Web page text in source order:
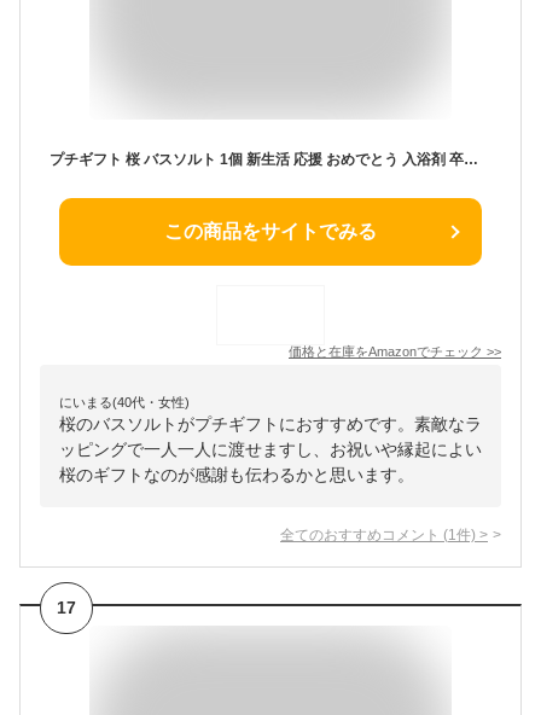
プチギフト 桜 バスソルト 1個 新生活 応援 おめでとう 入浴剤 卒業 卒園 退職 個包装 結婚式 可愛い 夏 海 発表会 お盆 子供 お菓子 御菓子 オシャレ おしゃれ 大人 ありがとう 出産 産休 育休 挨拶 お礼 入浴剤 ギフト ココサブ
この商品をサイトでみる
価格と在庫をAmazonでチェック >>
にいまる(40代・女性)
桜のバスソルトがプチギフトにおすすめです。素敵なラ
ッピングで一人一人に渡せますし、お祝いや縁起によい
桜のギフトなのが感謝も伝わるかと思います。
全てのおすすめコメント (1 件) >
17